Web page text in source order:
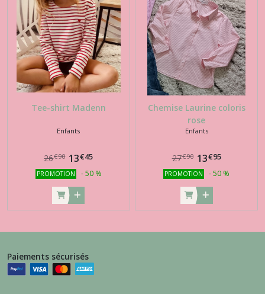
Tee-shirt Madenn
Enfants
26€90 13€45
PROMOTION -50 %
Chemise Laurine coloris
rose
Enfants
27€90 13€95
PROMOTION -50 %
Paiements sécurisés